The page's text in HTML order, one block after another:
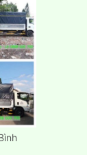
Hòa
Đồng
Nai